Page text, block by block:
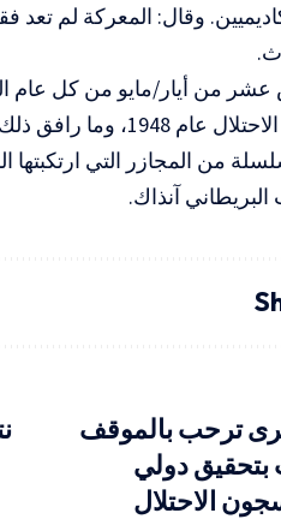
وقال: المعركة لم
من أيار/مايو من كل عام
خلالها قيام دولة
من المجازر التي ارتكبتها
آنذاك.
ترحب بالموقف
بتحقيق دولي
الاحتلال